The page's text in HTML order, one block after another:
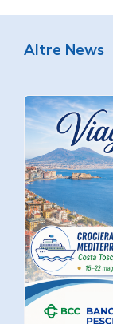
Altre News